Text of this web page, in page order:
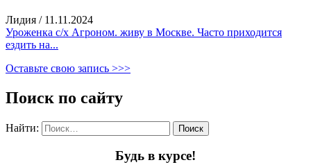
Лидия / 11.11.2024
Уроженка с/х Агроном. живу в Москве. Часто приходится
ездить на...
Оставьте свою запись >>>
Поиск по сайту
Найти:
Будь в курсе!